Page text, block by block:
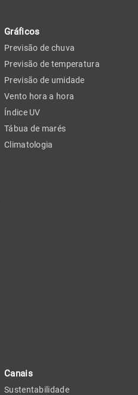
Gráficos
Previsão de chuva
Previsão de temperatura
Previsão de umidade
Vento hora a hora
Índice UV
Tábua de marés
Climatologia
Canais
Sustentabilidade